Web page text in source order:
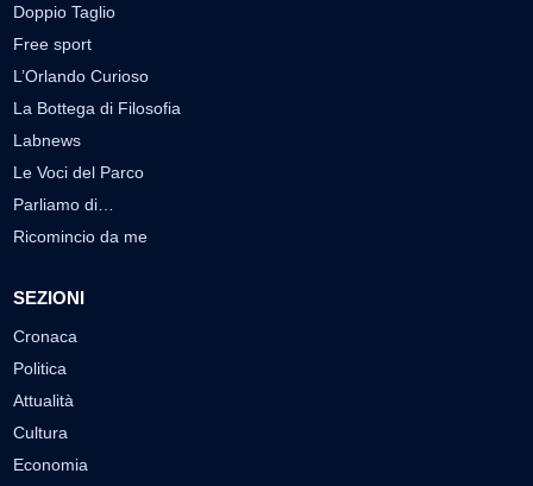
Doppio Taglio
Free sport
L’Orlando Curioso
La Bottega di Filosofia
Labnews
Le Voci del Parco
Parliamo di…
Ricomincio da me
SEZIONI
Cronaca
Politica
Attualità
Cultura
Economia